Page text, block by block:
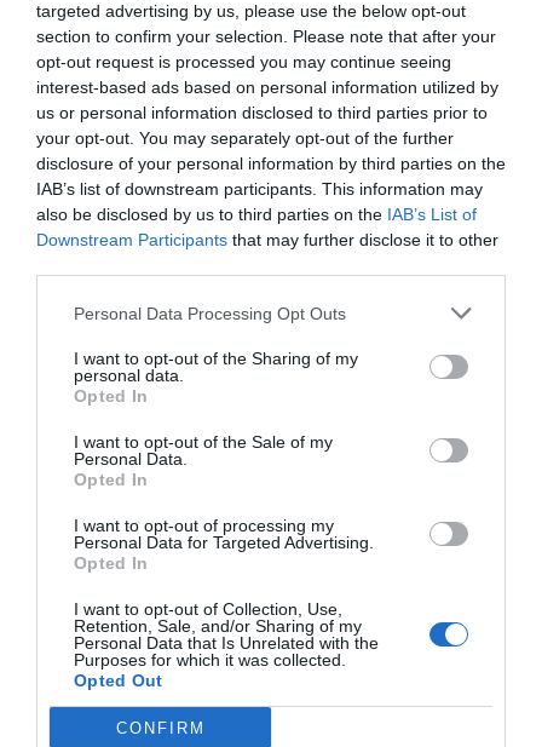
targeted advertising by us, please use the below opt-out
section to confirm your selection. Please note that after your
opt-out request is processed you may continue seeing
interest-based ads based on personal information utilized by
us or personal information disclosed to third parties prior to
your opt-out. You may separately opt-out of the further
disclosure of your personal information by third parties on the
IAB’s list of downstream participants. This information may
also be disclosed by us to third parties on the IAB’s List of
Downstream Participants that may further disclose it to other
Personal Data Processing Opt Outs
I want to opt-out of the Sharing of my
personal data.
Opted In
I want to opt-out of the Sale of my
Personal Data.
Opted In
I want to opt-out of processing my
Personal Data for Targeted Advertising.
Opted In
I want to opt-out of Collection, Use,
Retention, Sale, and/or Sharing of my
Personal Data that Is Unrelated with the
Purposes for which it was collected.
Opted Out
CONFIRM
über Links innerhalb der eigenen Webseite zugegriffen werden kann,
noch für eventuelle Schäden, die dem User in Verbindung mit deren
Inhalt entstehen sollten.
Die von InItalia gelieferten Anbindungen setzen nicht unbedingt die
Billigung dieser Webseiten voraus, für deren Qualität InItalia jegliche
Verantwortlichkeit verweigert.
Stornierungen
Information ist im Datenblatt des Hotels unter
„Unterbringungsbedingungen“ enthalten. Wenn die Löschung
innerhalb der vom Hotel festgelegten Fristen erfolgt, wird keinerlei
Belastung vorgenommen. Bei verspäteter Absage gegenüber den
festgelegten Fristen oder bei Nichteintreffen im Hotel (no –show)
stellt das Hotel den im Datenblatt angegebenen Betrag in Rechnung
Wenn Sie mehrere Zimmer reserviert haben, wird keine Stornierung
von einzelnen Zimmern vorgenommen, sondern die gesamte
Belastungen der Kreditkarten der Kunden vor.
Nutzungsbeschränkungen
Das Nachschlagen der Webseite ist ausschließlich online gestattet.